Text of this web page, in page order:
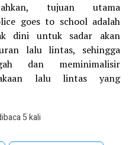
tujuan utama
goes to school adalah
dini untuk sadar akan
lalu lintas, sehingga
dan meminimalisir
lalu lintas yang
5 kali